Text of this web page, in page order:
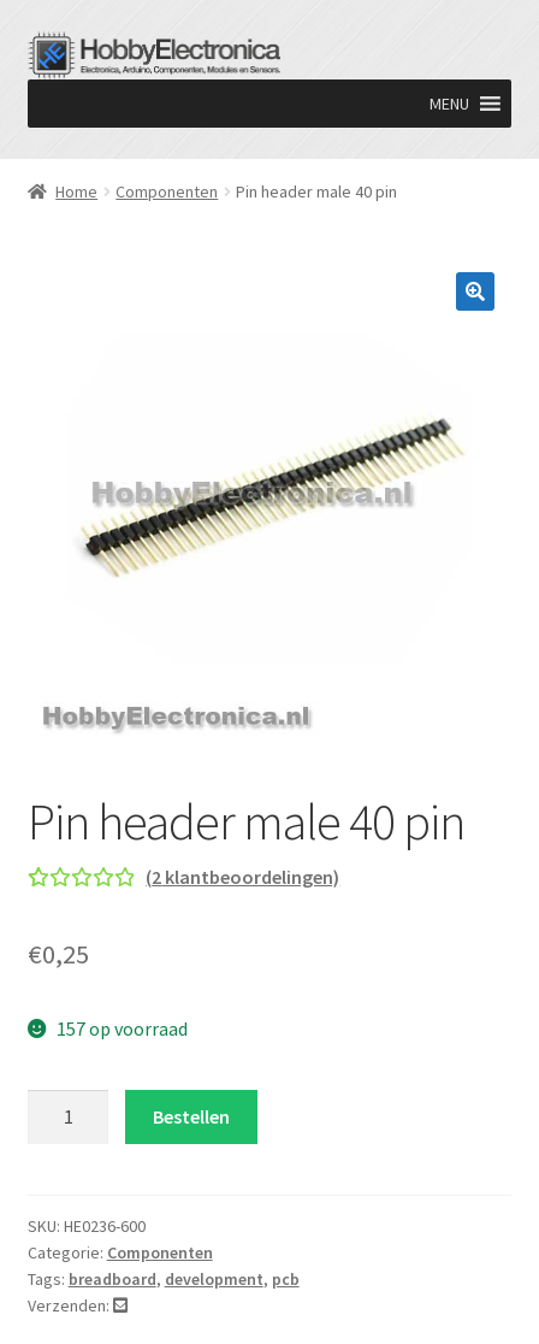
Ga
door
navigatie
Ga
naar
inhoud
MENU
Home Componenten Pin header male 40 pin
Pin header male 40 pin
op 5
d op
waarder
ingen
(2 klantbeoordelingen)
€0,25
157 op voorraad
pin
aantal
Bestellen
SKU: HE0236-600
Categorie: Componenten
Tags: breadboard, development, pcb
Verzenden: